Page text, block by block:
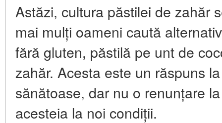
Astăzi, cultura păstilei de zahăr
mai mulți oameni caută
fără gluten, păstilă pe unt de
zahăr. Acesta este un răspuns
sănătoase, dar nu o renunțare
acesteia la noi condiții.